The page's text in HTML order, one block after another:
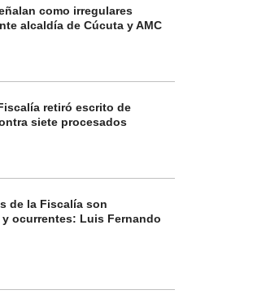
como irregulares
alcaldía de Cúcuta y AMC
retiró escrito de
siete procesados
de la Fiscalía son
ocurrentes: Luis Fernando